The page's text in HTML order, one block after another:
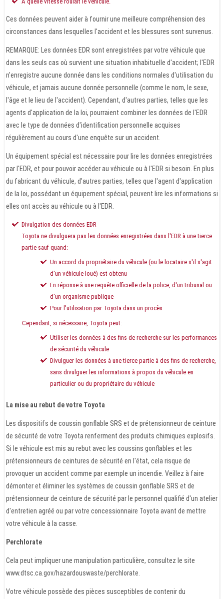
Ces données peuvent aider à fournir une meilleure compréhension des
circonstances dans lesquelles l'accident et les blessures sont survenus.
REMARQUE: Les données EDR sont enregistrées par votre véhicule que
dans les seuls cas où survient une situation inhabituelle d'accident; l'EDR
n'enregistre aucune donnée dans les conditions normales d'utilisation du
véhicule, et jamais aucune donnée personnelle (comme le nom, le sexe,
l'âge et le lieu de l'accident). Cependant, d'autres parties, telles que les
agents d'application de la loi, pourraient combiner les données de l'EDR
avec le type de données d'identification personnelle acquises
régulièrement au cours d'une enquête sur un accident.
Un équipement spécial est nécessaire pour lire les données enregistrées
par l'EDR, et pour pouvoir accéder au véhicule ou à l'EDR si besoin. En plus
du fabricant du véhicule, d'autres parties, telles que l'agent d'application
de la loi, possédant un équipement spécial, peuvent lire les informations si
elles ont accès au véhicule ou à l'EDR.
Divulgation des données EDR
Toyota ne divulguera pas les données enregistrées dans l'EDR à une tierce
partie sauf quand:
Un accord du propriétaire du véhicule (ou le locataire s'il s'agit
d'un véhicule loué) est obtenu
En réponse à une requête officielle de la police, d'un tribunal ou
d'un organisme publique
Pour l'utilisation par Toyota dans un procès
Cependant, si nécessaire, Toyota peut:
Utiliser les données à des fins de recherche sur les performances
de sécurité du véhicule
Divulguer les données à une tierce partie à des fins de recherche,
sans divulguer les informations à propos du véhicule en
particulier ou du propriétaire du véhicule
La mise au rebut de votre Toyota
Les dispositifs de coussin gonflable SRS et de prétensionneur de ceinture
de sécurité de votre Toyota renferment des produits chimiques explosifs.
Si le véhicule est mis au rebut avec les coussins gonflables et les
prétensionneurs de ceintures de sécurité en l'état, cela risque de
provoquer un accident comme par exemple un incendie. Veillez à faire
démonter et éliminer les systèmes de coussin gonflable SRS et de
prétensionneur de ceinture de sécurité par le personnel qualifié d'un atelier
d'entretien agréé ou par votre concessionnaire Toyota avant de mettre
votre véhicule à la casse.
Perchlorate
Cela peut impliquer une manipulation particulière, consultez le site
www.dtsc.ca.gov/hazardouswaste/perchlorate.
Votre véhicule possède des pièces susceptibles de contenir du